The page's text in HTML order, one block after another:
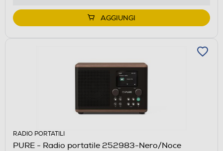
AGGIUNGI
RADIO PORTATILI
PURE - Radio portatile 252983-Nero/Noce